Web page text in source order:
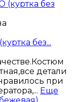
без...
детали
при
Еще